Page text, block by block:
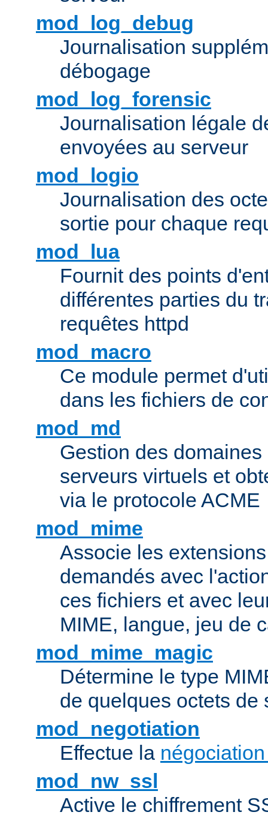
mod_log_debug
Journalisation
débogage
mod_log_forensic
Journalisation légale
envoyées au serveur
mod_logio
Journalisation des
sortie pour chaque
mod_lua
Fournit des points
différentes parties du
requêtes httpd
mod_macro
Ce module permet
dans les fichiers de
mod_md
Gestion des
serveurs virtuels et
via le protocole ACME
mod_mime
Associe les
demandés avec
ces fichiers et avec
MIME, langue, jeu de
mod_mime_magic
Détermine le type
de quelques octets de
mod_negotiation
Effectue la
mod_nw_ssl
Active le chiffrement